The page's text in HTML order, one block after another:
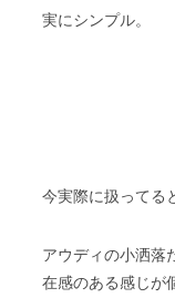
実にシンプル。
今実際に扱ってる
アウディの小洒落
在感のある感じが